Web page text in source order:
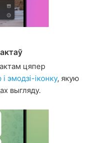
цяпер
эмодзі-іконку, якую
выгляду.